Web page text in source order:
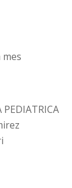
mes
PEDIATRICA